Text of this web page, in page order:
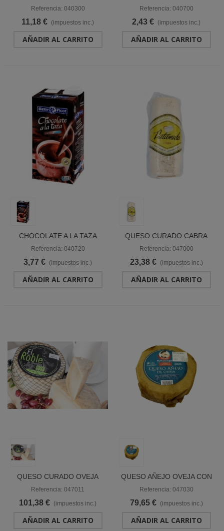
BOLSA 1 KG "RENY PICOT"
Referencia: 040300
11,18 € (impuestos inc.)
AÑADIR AL CARRITO
"RENY PICOT"
Referencia: 040700
2,43 € (impuestos inc.)
AÑADIR AL CARRITO
CHOCOLATE A LA TAZA
BRIK 1 L "RENY PICOT"
Referencia: 040720
3,77 € (impuestos inc.)
AÑADIR AL CARRITO
QUESO CURADO CABRA
PATAMULO "ASTURLESA"
Referencia: 047000
23,38 € (impuestos inc.)
AÑADIR AL CARRITO
QUESO CURADO OVEJA
MANCHEGA TRUFADO
Referencia: 047011
101,38 € (impuestos inc.)
AÑADIR AL CARRITO
QUESO AÑEJO OVEJA CON
MANTECA "TIO REST"
Referencia: 047030
79,65 € (impuestos inc.)
AÑADIR AL CARRITO